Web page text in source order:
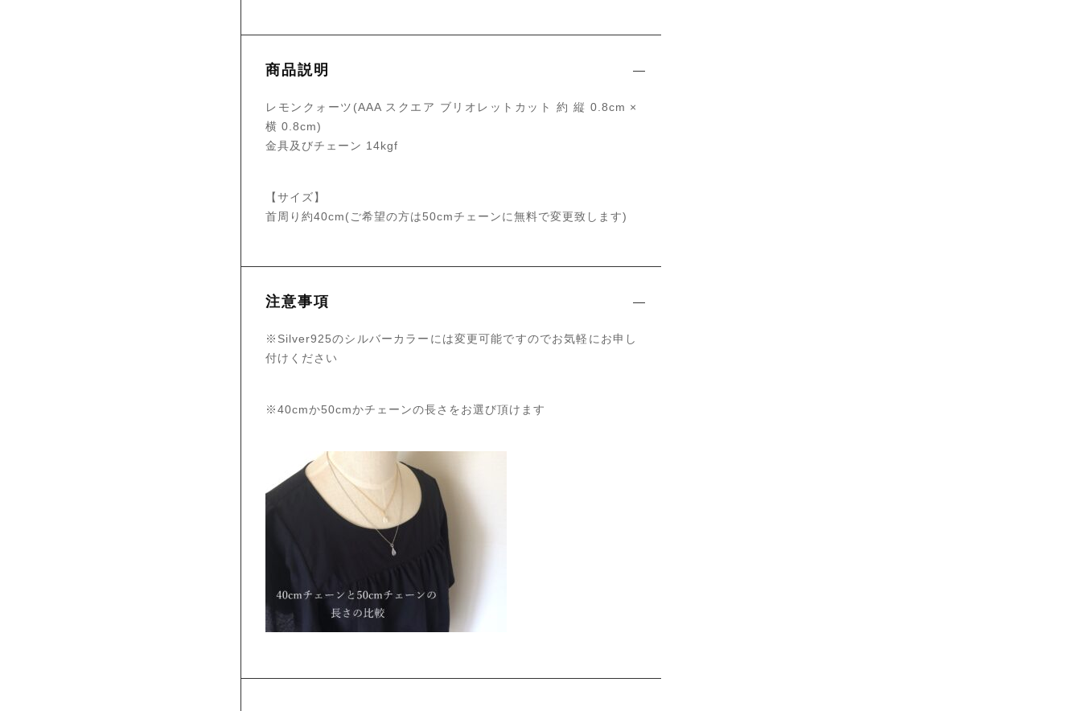
商品説明
レモンクォーツ(AAA スクエア ブリオレットカット 約 縦 0.8cm ×
横 0.8cm)
金具及びチェーン 14kgf
【サイズ】
首周り約40cm(ご希望の方は50cmチェーンに無料で変更致します)
注意事項
※Silver925のシルバーカラーには変更可能ですのでお気軽にお申し
付けください
※40cmか50cmかチェーンの長さをお選び頂けます